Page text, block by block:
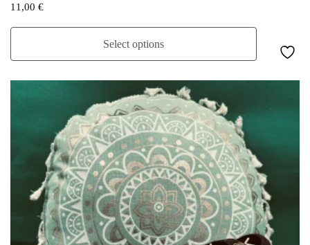
11,00 €
Select options